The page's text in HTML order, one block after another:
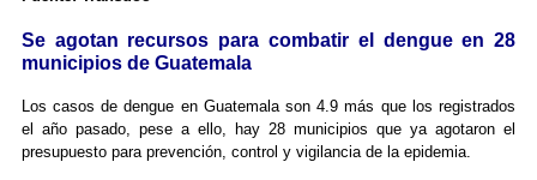
Se agotan recursos para combatir el dengue en 28
municipios de Guatemala
Los casos de dengue en Guatemala son 4.9 más que los registrados
el año pasado, pese a ello, hay 28 municipios que ya agotaron el
presupuesto para prevención, control y vigilancia de la epidemia.